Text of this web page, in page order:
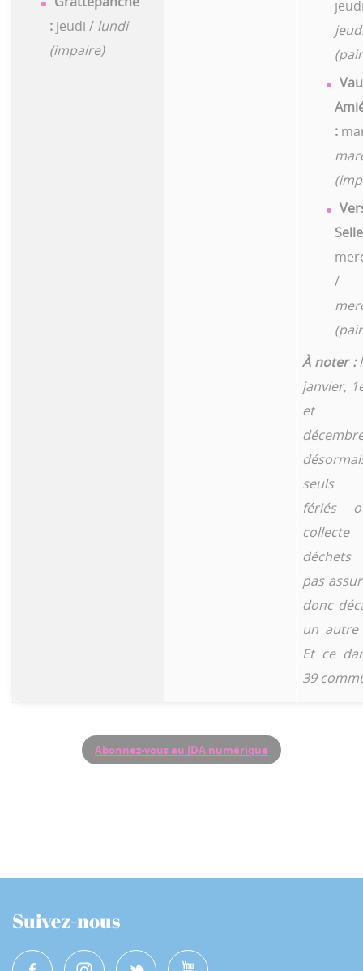
: jeudi / lundi
(impaire)
:
/
À noter:
janvier,
et
seuls
fériés
déchets
pas
donc
un autre
Et ce
39
Abonnez-vous au JDA numérique
Suivez-nous